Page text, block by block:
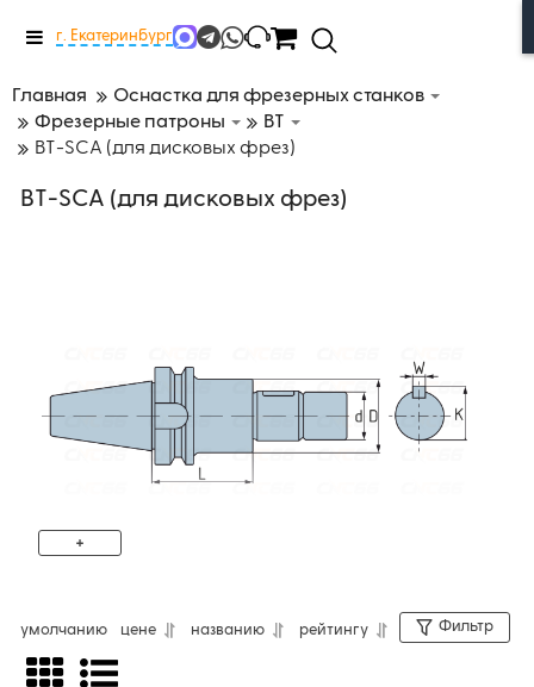
Меню
г. Екатеринбург
Главная
Оснастка для фрезерных станков
Фрезерные патроны
BT
BT-SCA (для дисковых фрез)
BT-SCA (для дисковых фрез)
Фрезерные патроны BT-SCA
предназначены для точного центрирования
+
умолчанию цене названию рейтингу Фильтр